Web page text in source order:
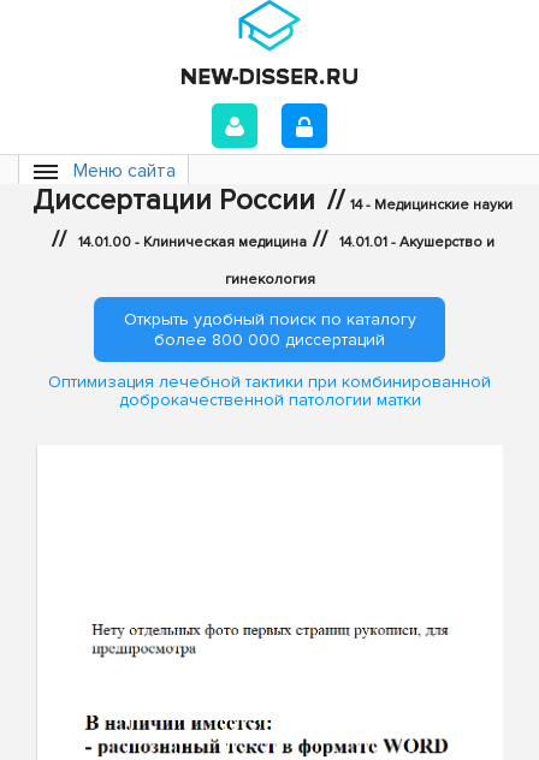
Меню сайта
Диссертации России // 14 - Медицинские науки
// 14.01.00 - Клиническая медицина // 14.01.01 - Акушерство и
гинекология
Открыть удобный поиск по каталогу
более 800 000 диссертаций
Оптимизация лечебной тактики при комбинированной
доброкачественной патологии матки